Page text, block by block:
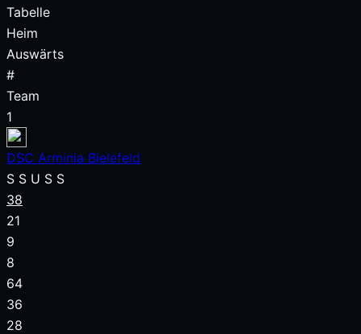
Tabelle
Heim
Auswärts
#
Team
1
DSC Arminia Bielefeld
S S U S S
38
21
9
8
64
36
28